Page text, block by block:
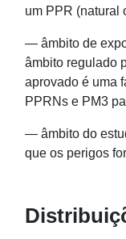
um PPR (natural
— âmbito de
âmbito regulado
aprovado é uma
PPRNs e PM3
— âmbito do
que os perigos